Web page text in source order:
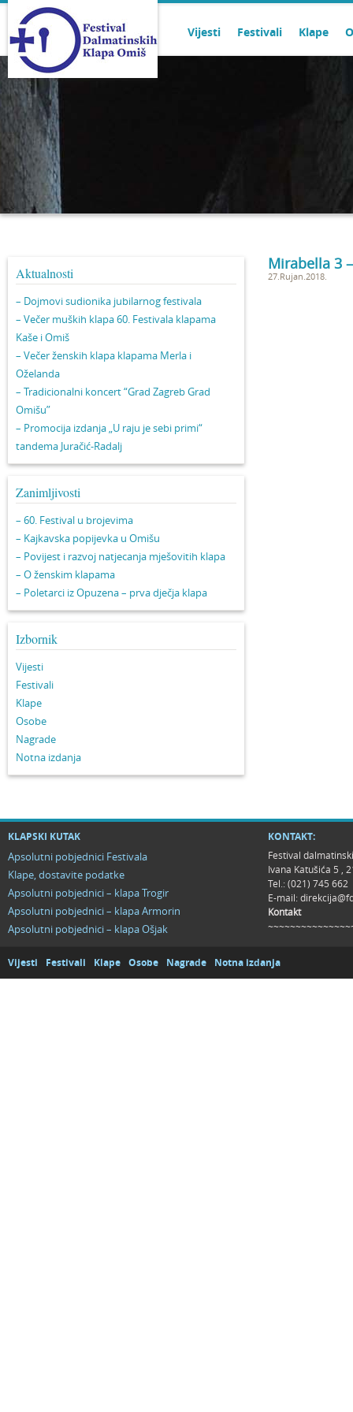
Vijesti Festivali Klape
Aktualnosti
– Dojmovi sudionika jubilarnog festivala
– Večer muških klapa 60. Festivala klapama
Kaše i Omiš
– Večer ženskih klapa klapama Merla i
Oželanda
– Tradicionalni koncert “Grad Zagreb Grad
Omišu”
– Promocija izdanja „U raju je sebi primi“
tandema Juračić-Radalj
Zanimljivosti
– 60. Festival u brojevima
– Kajkavska popijevka u Omišu
– Povijest i razvoj natjecanja mješovitih klapa
– O ženskim klapama
– Poletarci iz Opuzena – prva dječja klapa
Izbornik
Vijesti
Festivali
Klape
Osobe
Nagrade
Notna izdanja
Mirabella 3
27.Rujan.2018.
KLAPSKI KUTAK
Apsolutni pobjednici Festivala
Klape, dostavite podatke
Apsolutni pobjednici – klapa Trogir
Apsolutni pobjednici – klapa Armorin
Apsolutni pobjednici – klapa Ošjak
KONTAKT:
Festival
Ivana Katušića 5 ,
Tel.: (021) 745 662
E-mail:
Kontakt
Vijesti Festivali Klape Osobe Nagrade Notna izdanja